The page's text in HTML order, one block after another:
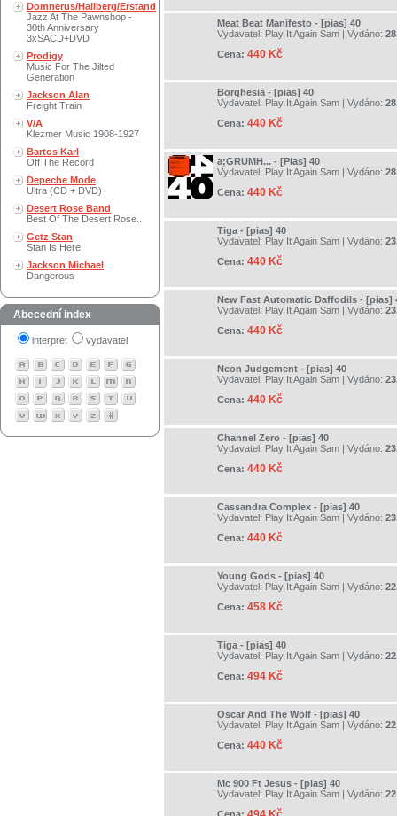
Domnerus/Hallberg/Erstand
Jazz At The Pawnshop -
30th Anniversary
3xSACD+DVD
Prodigy
Music For The Jilted
Generation
Jackson Alan
Freight Train
V/A
Klezmer Music 1908-1927
Bartos Karl
Off The Record
Depeche Mode
Ultra (CD + DVD)
Desert Rose Band
Best Of The Desert Rose..
Getz Stan
Stan Is Here
Jackson Michael
Dangerous
Abecední index
interpret vydavatel
Meat Beat Manifesto - [pias] 40
Vydavatel: Play It Again Sam | Vydáno:
Cena: 440 Kč
Borghesia - [pias] 40
Vydavatel: Play It Again Sam | Vydáno:
Cena: 440 Kč
a;GRUMH... - [Pias] 40
Vydavatel: Play It Again Sam | Vydáno:
Cena: 440 Kč
Tiga - [pias] 40
Vydavatel: Play It Again Sam | Vydáno:
Cena: 440 Kč
New Fast Automatic Daffodils - [pias]
Vydavatel: Play It Again Sam | Vydáno:
Cena: 440 Kč
Neon Judgement - [pias] 40
Vydavatel: Play It Again Sam | Vydáno:
Cena: 440 Kč
Channel Zero - [pias] 40
Vydavatel: Play It Again Sam | Vydáno:
Cena: 440 Kč
Cassandra Complex - [pias] 40
Vydavatel: Play It Again Sam | Vydáno:
Cena: 440 Kč
Young Gods - [pias] 40
Vydavatel: Play It Again Sam | Vydáno:
Cena: 458 Kč
Tiga - [pias] 40
Vydavatel: Play It Again Sam | Vydáno:
Cena: 494 Kč
Oscar And The Wolf - [pias] 40
Vydavatel: Play It Again Sam | Vydáno:
Cena: 440 Kč
Mc 900 Ft Jesus - [pias] 40
Vydavatel: Play It Again Sam | Vydáno: